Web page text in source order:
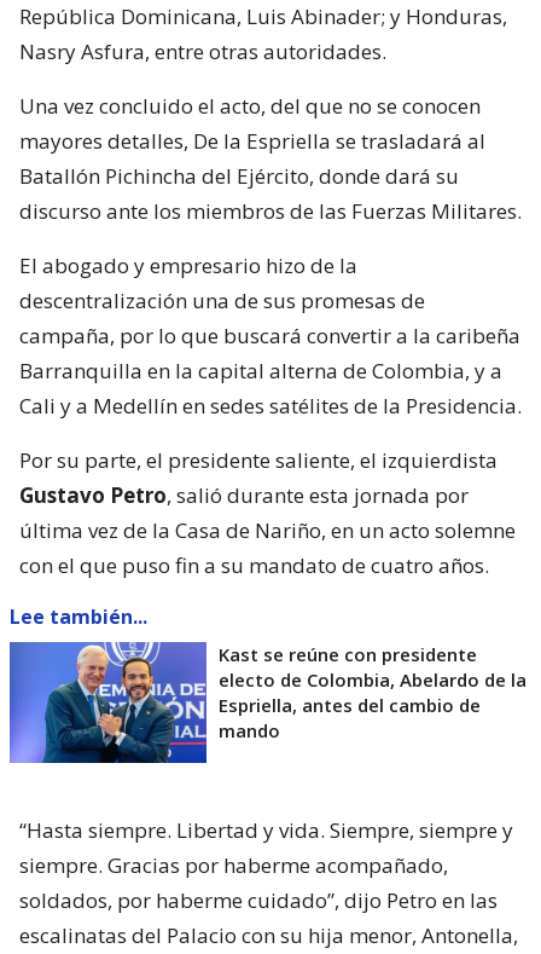
República Dominicana, Luis Abinader; y Honduras,
Nasry Asfura, entre otras autoridades.
Una vez concluido el acto, del que no se conocen
mayores detalles, De la Espriella se trasladará al
Batallón Pichincha del Ejército, donde dará su
discurso ante los miembros de las Fuerzas Militares.
El abogado y empresario hizo de la
descentralización una de sus promesas de
campaña, por lo que buscará convertir a la caribeña
Barranquilla en la capital alterna de Colombia, y a
Cali y a Medellín en sedes satélites de la Presidencia.
Por su parte, el presidente saliente, el izquierdista
Gustavo Petro, salió durante esta jornada por
última vez de la Casa de Nariño, en un acto solemne
con el que puso fin a su mandato de cuatro años.
Lee también...
Kast se reúne con presidente
electo de Colombia, Abelardo de la
Espriella, antes del cambio de
mando
“Hasta siempre. Libertad y vida. Siempre, siempre y
siempre. Gracias por haberme acompañado,
soldados, por haberme cuidado”, dijo Petro en las
escalinatas del Palacio con su hija menor, Antonella,